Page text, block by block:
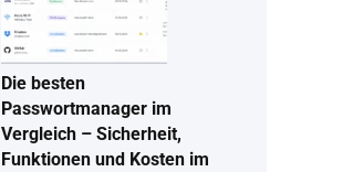
Die besten
Passwortmanager im
Vergleich – Sicherheit,
Funktionen und Kosten im